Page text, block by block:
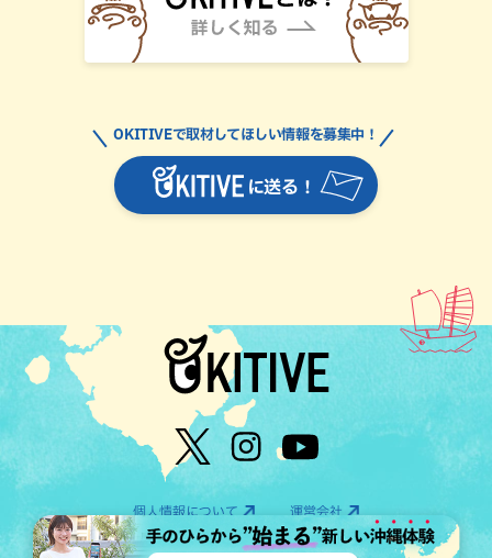
に送る！
OKITIVEで取材してほしい情報を募集中！
個人情報について 運営会社